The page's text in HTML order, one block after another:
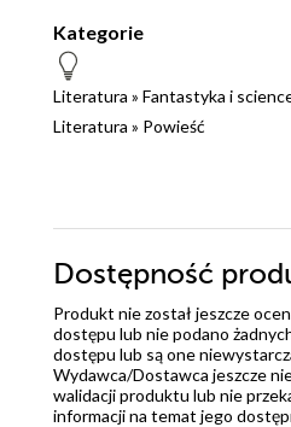
Kategorie
Literatura » Fantastyka i
Literatura » Powieść
Dostępność
Produkt nie został jeszcze
dostępu lub nie podano
dostępu lub są one
Wydawca/Dostawca jeszcze
walidacji produktu lub nie
informacji na temat jego